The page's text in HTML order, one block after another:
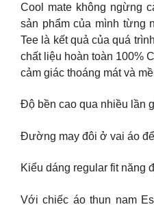
Cool mate không ngừng
sản phẩm của mình từng
Tee là kết quả của quá
chất liệu hoàn toàn 100%
cảm giác thoáng mát và
Độ bền cao qua nhiều lần
Đường may đôi ở vai áo
Kiểu dáng regular fit năng
Với chiếc áo thun nam